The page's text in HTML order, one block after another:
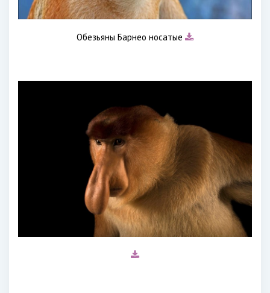
Обезьяны Барнео носатые